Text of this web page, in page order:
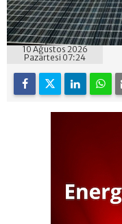
10 Ağustos 2026
Pazartesi 07:24